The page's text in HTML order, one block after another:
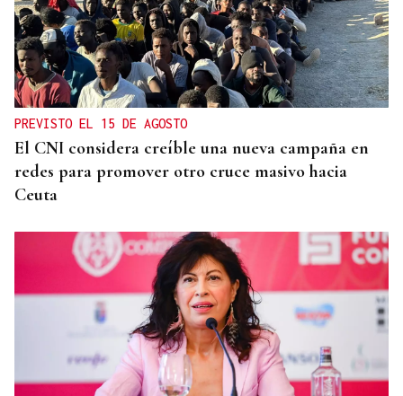
PREVISTO EL 15 DE AGOSTO
El CNI considera creíble una nueva campaña en
redes para promover otro cruce masivo hacia
Ceuta